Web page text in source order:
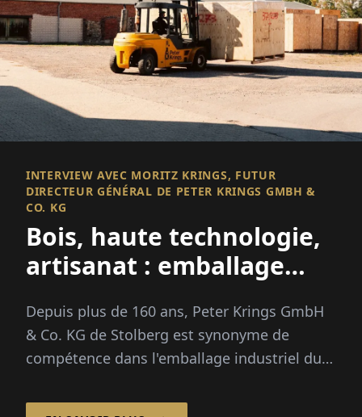
INTERVIEW AVEC MORITZ KRINGS, FUTUR
DIRECTEUR GÉNÉRAL DE PETER KRINGS GMBH &
CO. KG
Bois, haute technologie,
artisanat : emballage
international
Depuis plus de 160 ans, Peter Krings GmbH
& Co. KG de Stolberg est synonyme de
compétence dans l'emballage industriel du